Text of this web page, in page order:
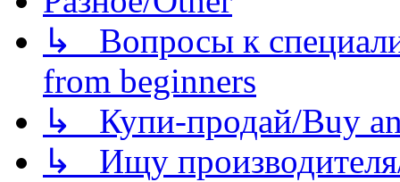
↳ Вопросы к
from beginners
↳ Купи-продай/Buy
↳ Ищу